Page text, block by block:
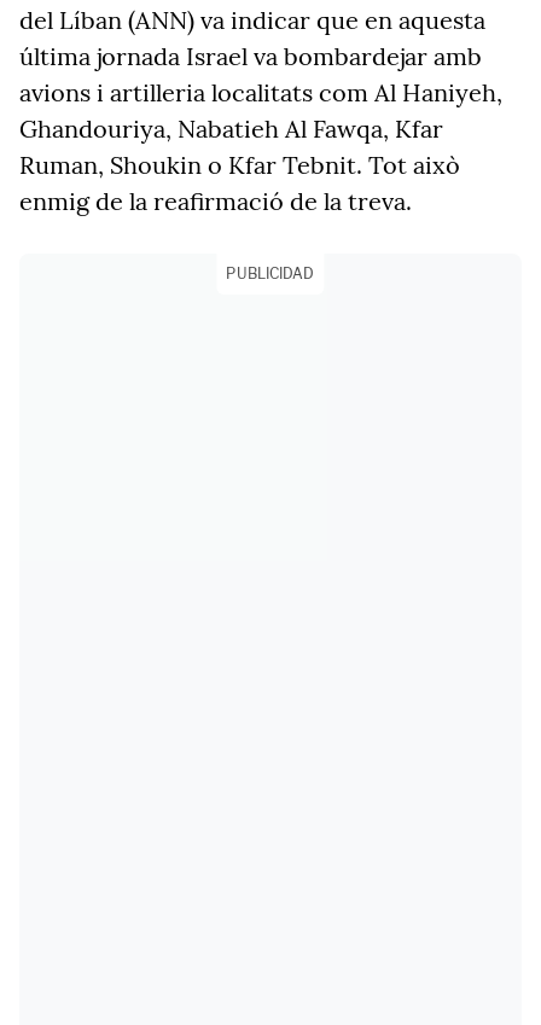
del Líban (ANN) va indicar que en aquesta
última jornada Israel va bombardejar amb
avions i artilleria localitats com Al Haniyeh,
Ghandouriya, Nabatieh Al Fawqa, Kfar
Ruman, Shoukin o Kfar Tebnit. Tot això
enmig de la reafirmació de la treva.
PUBLICIDAD